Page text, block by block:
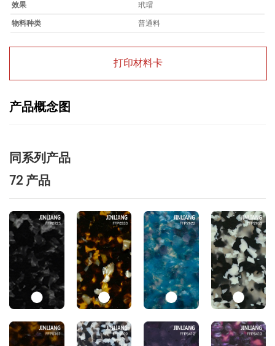
效果 玳瑁
物料种类 普通料
打印材料卡
产品概念图
同系列产品
72 产品